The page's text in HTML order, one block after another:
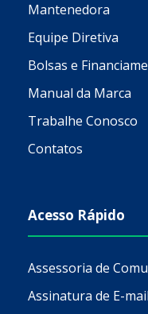
Mantenedora
Equipe Diretiva
Bolsas e
Manual da Marca
Trabalhe Conosco
Contatos
Acesso Rápido
Assessoria de
Assinatura de E-mail